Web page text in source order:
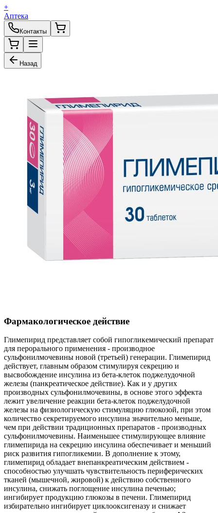
+
Аптека
Контакты
Назад
Фармакологическое действие
Глимепирид представляет собой гипогликемический препарат
для перорального применения - производное
сульфонилмочевины новой (третьей) генерации. Глимепирид
действует, главным образом стимулируя секрецию и
высвобождение инсулина из бета-клеток поджелудочной
железы (панкреатическое действие). Как и у других
производных сульфонилмочевины, в основе этого эффекта
лежит увеличение реакции бета-клеток поджелудочной
железы на физиологическую стимуляцию глюкозой, при этом
количество секретируемого инсулина значительно меньше,
чем при действии традиционных препаратов - производных
сульфонилмочевины. Наименьшее стимулирующее влияние
глимепирида на секрецию инсулина обеспечивает и меньший
риск развития гипогликемии. В дополнение к этому,
глимепирид обладает внепанкреатическим действием -
способностью улучшать чувствительность периферических
тканей (мышечной, жировой) к действию собственного
инсулина, снижать поглощение инсулина печенью;
ингибирует продукцию глюкозы в печени. Глимепирид
избирательно ингибирует циклооксигеназу и снижает